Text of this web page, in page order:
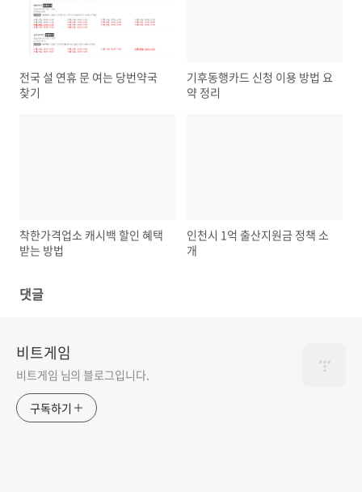
전국 설 연휴 문 여는 당번약국
찾기
기후동행카드 신청 이용 방법 요
약 정리
착한가격업소 캐시백 할인 혜택
받는 방법
인천시 1억 출산지원금 정책 소
개
댓글
비트게임
비트게임 님의 블로그입니다.
구독하기